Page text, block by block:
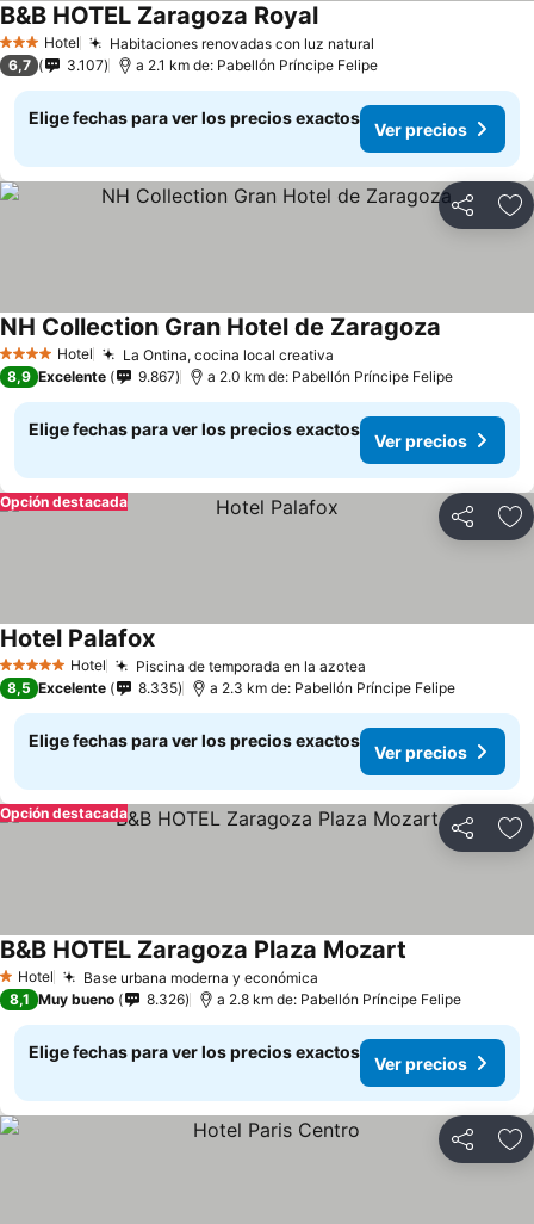
3 Estrellas
Hotel Habitaciones renovadas con luz natural
B&B HOTEL Zaragoza RoyalVer precios
6,7 3.107 a 2.1 km de: Pabellón Príncipe Felipe
Elige fechas para ver los precios exactos
Ver precios
Compartir
4 EstrellasHotel La Ontina, cocina local creativa
NH Collection Gran Hotel de Zaragoza
8,9 Excelente 9.867 a 2.0 km de: Pabellón Príncipe Felipe
Elige fechas para ver los precios exactos
Ver precios
Compartir
Opción destacada
5 Estrellas Hotel Piscina de temporada en la azotea
Hotel PalafoxVer precios
8,5 Excelente 8.335 a 2.3 km de: Pabellón Príncipe Felipe
Elige fechas para ver los precios exactos
Ver precios
Compartir
Opción destacada
1 Estrellas
Hotel Base urbana moderna y económica
B&B HOTEL Zaragoza Plaza Mozart
8,1 Muy bueno 8.326 a 2.8 km de: Pabellón Príncipe Felipe
Elige fechas para ver los precios exactos
Ver precios
Compartir